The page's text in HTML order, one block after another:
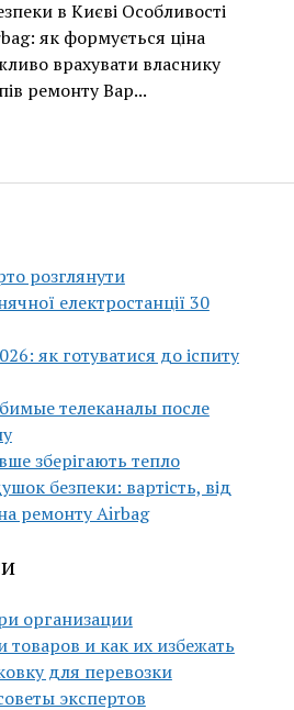
в Києві Особливості
як формується ціна
врахувати власнику
ремонту Вар...
розглянути
електростанції 30
як готуватися до іспиту
телеканалы после
зберігають тепло
безпеки: вартість, від
ремонту Airbag
организации
товаров и как их избежать
для перевозки
экспертов